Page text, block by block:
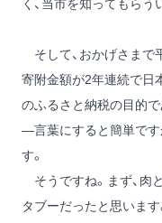
く、当市を知ってもらう
そして、おかげさまで
寄附金額が2年連続で日
のふるさと納税の目的
―言葉にすると簡単です
す。
そうですね。まず、肉
タブーだったと思いま